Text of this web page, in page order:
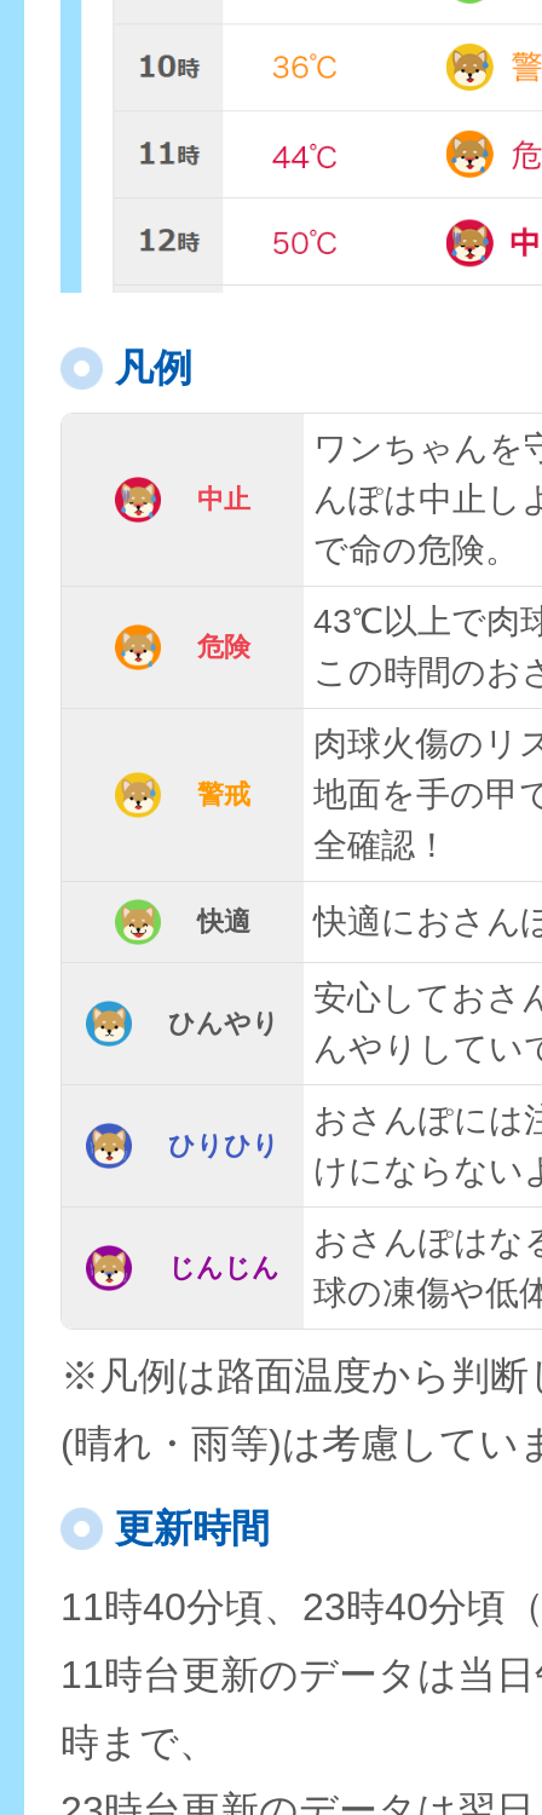
凡例
中止
ワンちゃんを
んぽは中止し
で命の危険。
危険
43℃以上で肉
この時間のお
警戒
肉球火傷のリ
地面を手の甲
全確認！
快適 快適におさん
ひんやり
安心しておさ
んやりしてい
ひりひり
おさんぽには
けにならない
じんじん
おさんぽはな
球の凍傷や低
※凡例は路面温度から判断
(晴れ・雨等)は考慮してい
更新時間
11時40分頃、23時40分頃
11時台更新のデータは当
時まで、